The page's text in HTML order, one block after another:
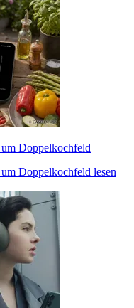
Doppelkochfeld
Doppelkochfeld lesen